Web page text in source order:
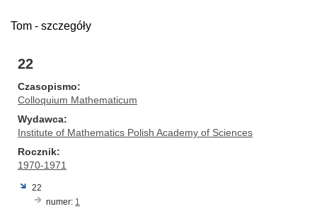
Tom - szczegóły
22
Czasopismo
Colloquium Mathematicum
Wydawca
Institute of Mathematics Polish Academy of Sciences
Rocznik
1970-1971
22
numer: 1